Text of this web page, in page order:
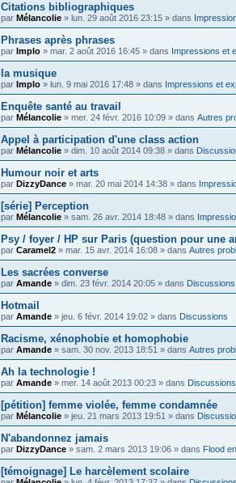
Citations bibliographiques
par Mélancolie » lun. 29 août 2016 23:15 » dans
Phrases après phrases
par Implo » mar. 2 août 2016 16:45 » dans Impressions et
la musique
par Implo » lun. 9 mai 2016 17:48 » dans Impressions et
Enquête santé au travail
par Mélancolie » mer. 24 févr. 2016 10:09 » dans Autres
Appel à participation d'une class action
par Mélancolie » dim. 10 août 2014 09:38 » dans
Humour noir et arts
par DizzyDance » mar. 20 mai 2014 14:38 » dans
[série] Perception
par Mélancolie » sam. 26 avr. 2014 18:48 » dans
Psy / foyer / HP sur Paris (question pour une
par Caramel2 » mar. 15 avr. 2014 16:08 » dans Autres
Les sacrées converse
par Amande » dim. 23 févr. 2014 20:05 » dans Discussions
Hotmail
par Amande » jeu. 6 févr. 2014 19:02 » dans Discussions
Racisme, xénophobie et homophobie
par Amande » sam. 30 nov. 2013 18:51 » dans Autres
Ah la technologie !
par Amande » mer. 14 août 2013 00:23 » dans Discussions
[pétition] femme violée, femme condamnée
par Mélancolie » jeu. 21 mars 2013 19:51 » dans
N'abandonnez jamais
par DizzyDance » sam. 2 mars 2013 19:06 » dans Flood
[témoignage] Le harcèlement scolaire